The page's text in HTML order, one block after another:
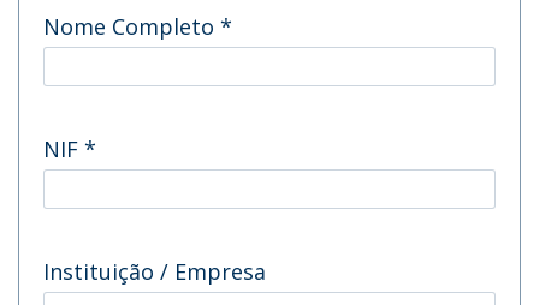
Nome Completo *
NIF *
Instituição / Empresa